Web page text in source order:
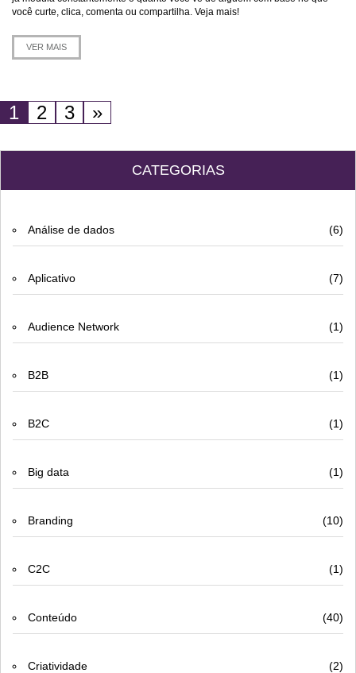
você curte, clica, comenta ou compartilha. Veja mais!
VER MAIS
1 2 3 »
CATEGORIAS
Análise de dados (6)
Aplicativo (7)
Audience Network (1)
B2B (1)
B2C (1)
Big data (1)
Branding (10)
C2C (1)
Conteúdo (40)
Criatividade (2)